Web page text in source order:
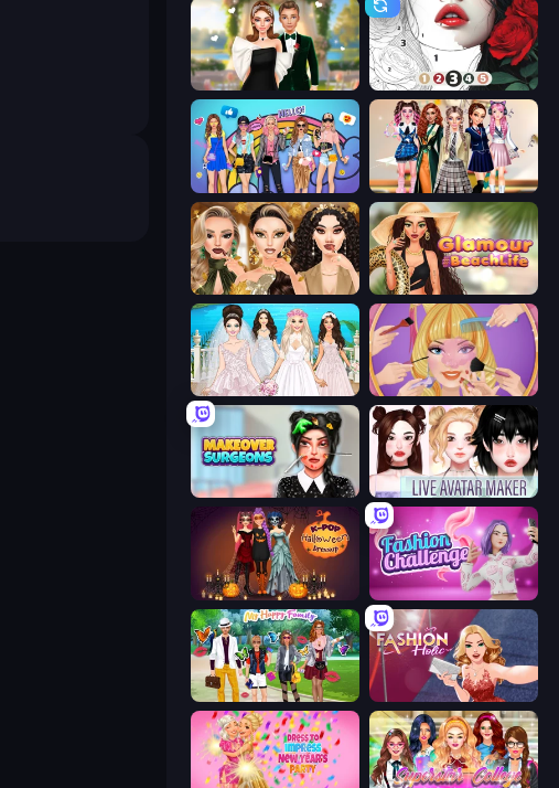
Valentine's Day Proposal Numicolor
College Girls Team Makeover Back To School: Uniforms Edition
Autumn Glam Gala Glamour Beach Life
Model Wedding Extreme Makeover
Makeover Surgeons Live Avatar Maker: Girls
Fashion Challenge: Catwalk Run
Superstar Family Dress Up Fashion Holic